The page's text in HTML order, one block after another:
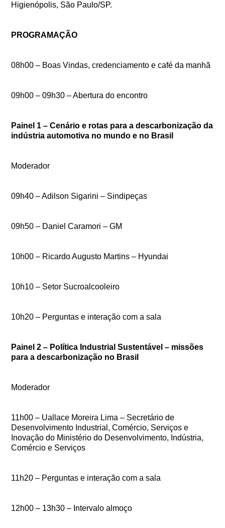
Higienópolis, São Paulo/SP.
PROGRAMAÇÃO
08h00 – Boas Vindas, credenciamento e café da manhã
09h00 – 09h30 – Abertura do encontro
Painel 1 – Cenário e rotas para a descarbonização da
indústria automotiva no mundo e no Brasil
Moderador
09h40 – Adilson Sigarini – Sindipeças
09h50 – Daniel Caramori – GM
10h00 – Ricardo Augusto Martins – Hyundai
10h10 – Setor Sucroalcooleiro
10h20 – Perguntas e interação com a sala
Painel 2 – Política Industrial Sustentável – missões
para a descarbonização no Brasil
Moderador
11h00 – Uallace Moreira Lima – Secretário de
Desenvolvimento Industrial, Comércio, Serviços e
Inovação do Ministério do Desenvolvimento, Indústria,
Comércio e Serviços
11h20 – Perguntas e interação com a sala
12h00 – 13h30 – Intervalo almoço